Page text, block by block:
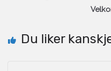
Du liker